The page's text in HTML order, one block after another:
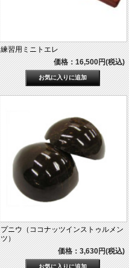
練習用ミニトエレ
価格：16,500円(税込)
プニウ（ココナッツインストゥルメン
ツ）
価格：3,630円(税込)